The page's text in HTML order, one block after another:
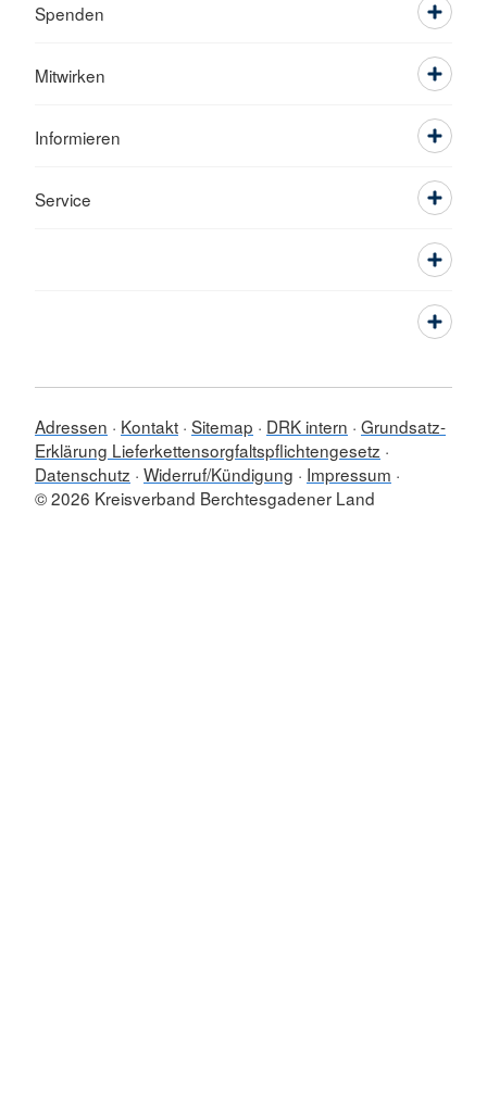
Spenden
Mitwirken
Informieren
Service
Adressen Kontakt Sitemap DRK intern Grundsatz-
Erklärung Lieferkettensorgfaltspflichtengesetz
Datenschutz Widerruf/Kündigung
Impressum
© 2026 Kreisverband Berchtesgadener Land